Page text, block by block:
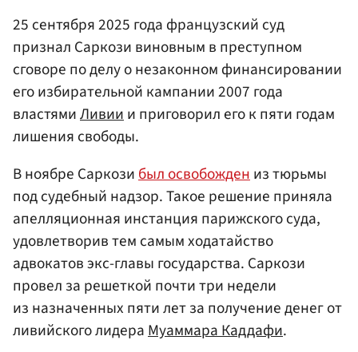
25 сентября 2025 года французский суд
признал Саркози виновным в преступном
сговоре по делу о незаконном финансировании
его избирательной кампании 2007 года
властямиЛивиии приговорил его к пяти годам
лишения свободы.
В ноябре Саркозибыл освобождениз тюрьмы
под судебный надзор. Такое решение приняла
апелляционная инстанция парижского суда,
удовлетворив тем самым ходатайство
адвокатов экс-главы государства. Саркози
провел за решеткой почти три недели
из назначенных пяти лет за получение денег от
ливийского лидераМуаммара Каддафи.